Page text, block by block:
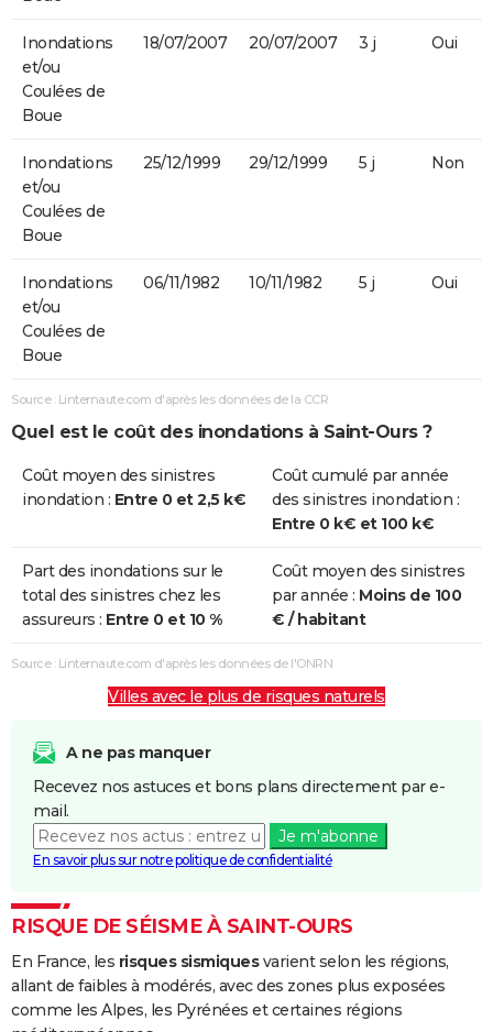
Inondations
et/ou
Coulées de
Boue
18/07/2007 20/07/2007 3 j Oui
Inondations
et/ou
Coulées de
Boue
25/12/1999 29/12/1999 5 j Non
Inondations
et/ou
Coulées de
Boue
06/11/1982 10/11/1982 5 j Oui
Source : Linternaute.com d'après les données de la CCR
Quel est le coût des inondations à Saint-Ours ?
Coût moyen des sinistres
inondation : Entre 0 et 2,5 k€
Coût cumulé par année
des sinistres inondation :
Entre 0 k€ et 100 k€
Part des inondations sur le
total des sinistres chez les
assureurs : Entre 0 et 10 %
Coût moyen des sinistres
par année : Moins de 100
€ / habitant
Source : Linternaute.com d'après les données de l'ONRN
Villes avec le plus de risques naturels
A ne pas manquer
Recevez nos astuces et bons plans directement par e-
mail.
Je m'abonne
En savoir plus sur notre politique de confidentialité
RISQUE DE SÉISME À SAINT-OURS
En France, les risques sismiquesvarient selon les régions,
allant de faibles à modérés, avec des zones plus exposées
comme les Alpes, les Pyrénées et certaines régions